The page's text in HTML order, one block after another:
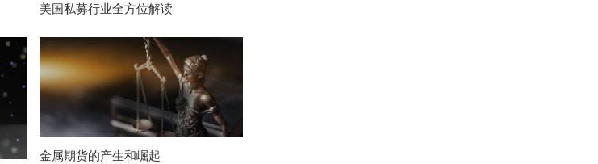
美国私募行业全方位解读
金属期货的产生和崛起